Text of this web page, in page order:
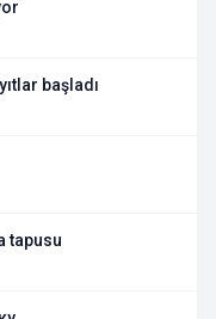
başladı
tapusu